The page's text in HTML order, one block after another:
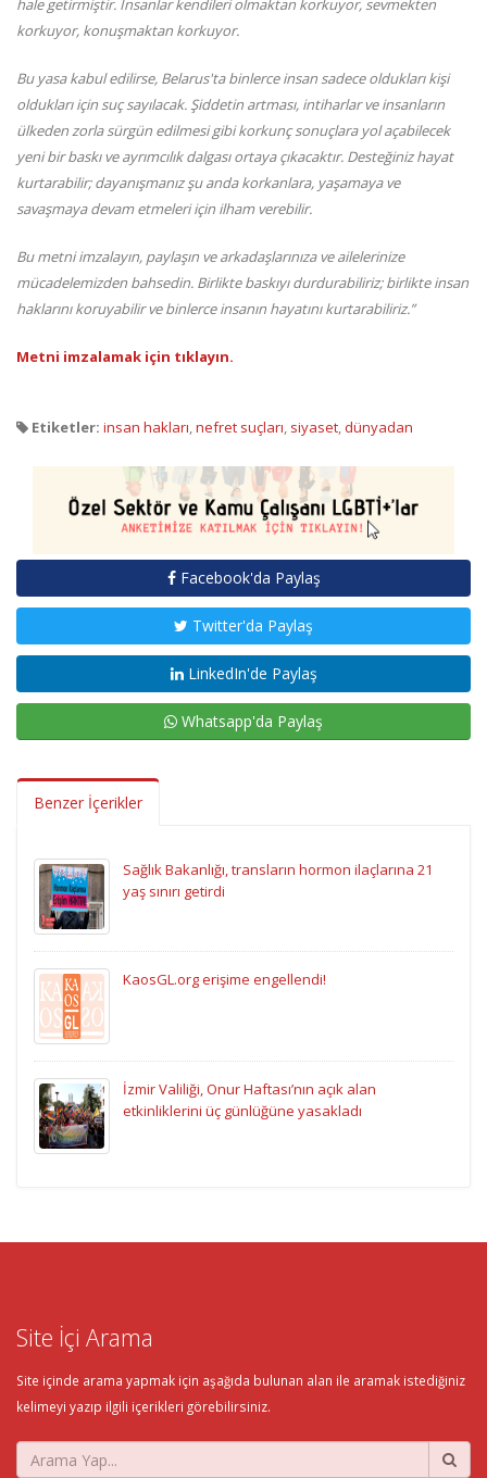
hale getirmiştir. İnsanlar kendileri olmaktan korkuyor, sevmekten
korkuyor, konuşmaktan korkuyor.
Bu yasa kabul edilirse, Belarus'ta binlerce insan sadece oldukları kişi
oldukları için suç sayılacak. Şiddetin artması, intiharlar ve insanların
ülkeden zorla sürgün edilmesi gibi korkunç sonuçlara yol açabilecek
yeni bir baskı ve ayrımcılık dalgası ortaya çıkacaktır. Desteğiniz hayat
kurtarabilir; dayanışmanız şu anda korkanlara, yaşamaya ve
savaşmaya devam etmeleri için ilham verebilir.
Bu metni imzalayın, paylaşın ve arkadaşlarınıza ve ailelerinize
mücadelemizden bahsedin. Birlikte baskıyı durdurabiliriz; birlikte insan
haklarını koruyabilir ve binlerce insanın hayatını kurtarabiliriz.”
Metni imzalamak için tıklayın.
Etiketler: insan hakları,nefret suçları, siyaset,dünyadan
Facebook'da Paylaş
Twitter'da Paylaş
LinkedIn'de Paylaş
Whatsapp'da Paylaş
Benzer İçerikler
Sağlık Bakanlığı, transların hormon ilaçlarına 21
yaş sınırı getirdi
KaosGL.org erişime engellendi!
İzmir Valiliği, Onur Haftası’nın açık alan
etkinliklerini üç günlüğüne yasakladı
Site İçi Arama
Site içinde arama yapmak için aşağıda bulunan alan ile aramak istediğiniz
kelimeyi yazıp ilgili içerikleri görebilirsiniz.